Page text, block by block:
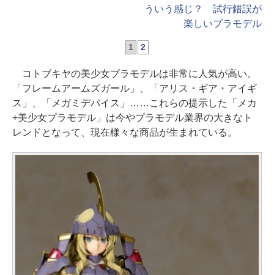
ういう感じ？ 試行錯誤が
楽しいプラモデル
1 2
コトブキヤの美少女プラモデルは非常に人気が高い。
「フレームアームズガール」、「アリス・ギア・アイギ
ス」、「メガミデバイス」……これらの提示した「メカ
+美少女プラモデル」は今やプラモデル業界の大きなト
レンドとなって、現在様々な商品が生まれている。